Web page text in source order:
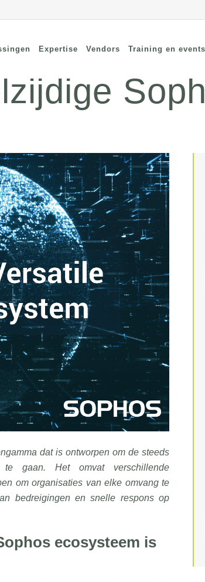
Wi-Fi / Bluetooth
Expertise Vendors Training en events
dat is ontworpen om de steeds
te gaan. Het omvat verschillende
om organisaties van elke omvang te
bedreigingen en snelle respons op
ecosysteem is